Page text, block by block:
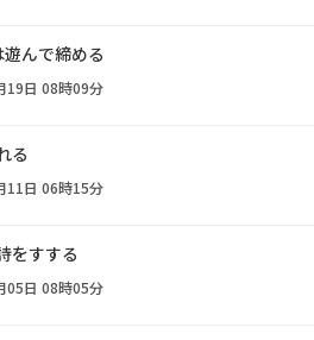
んで締める
19日 08時09分
る
11日 06時15分
をすする
05日 08時05分